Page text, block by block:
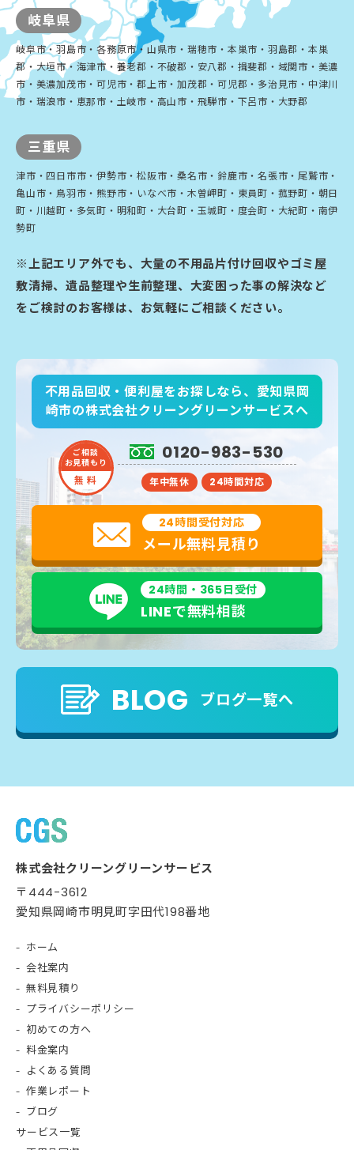
岐阜県
岐阜市・羽島市・各務原市・山県市・瑞穂市・本巣市・羽島郡・本巣
郡・大垣市・海津市・養老郡・不破郡・安八郡・揖斐郡・域関市・美濃
市・美濃加茂市・可児市・郡上市・加茂郡・可児郡・多治見市・中津川
市・瑞浪市・恵那市・土岐市・高山市・飛騨市・下呂市・大野郡
三重県
津市・四日市市・伊勢市・松阪市・桑名市・鈴鹿市・名張市・尾鷲市・
亀山市・鳥羽市・熊野市・いなべ市・木曽岬町・東員町・菰野町・朝日
町・川越町・多気町・明和町・大台町・玉城町・度会町・大紀町・南伊
勢町
※上記エリア外でも、大量の不用品片付け回収やゴミ屋
敷清掃、遺品整理や生前整理、大変困った事の解決など
をご検討のお客様は、お気軽にご相談ください。
不用品回収・便利屋をお探しなら、愛知県岡
崎市の株式会社クリーングリーンサービスへ
ご相談
お見積もり
無 料
0120-983-530
年中無休 24時間対応
24時間受付対応
メール無料見積り
24時間・365日受付
LINEで無料相談
BLOG ブログ一覧へ
株式会社クリーングリーンサービス
〒444-3612
愛知県岡崎市明見町字田代198番地
ホーム
会社案内
無料見積り
プライバシーポリシー
サービス一覧
初めての方へ
料金案内
よくある質問
作業レポート
ブログ